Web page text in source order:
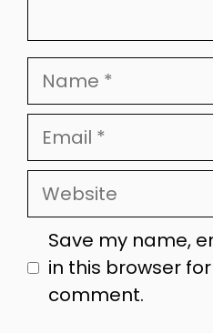
Name
Email
Website
Save my name,
in this browser
comment.